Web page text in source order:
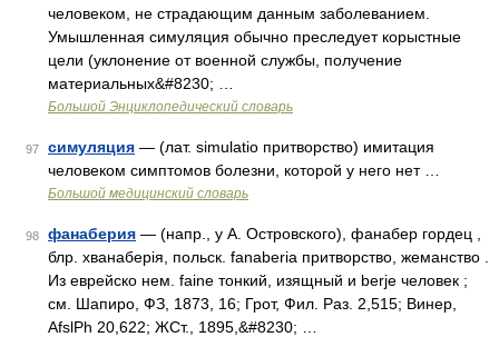
человеком, не страдающим данным заболеванием.
Умышленная симуляция обычно преследует корыстные
цели (уклонение от военной службы, получение
материальных&#8230; …
Большой Энциклопедический словарь
97 симуляция — (лат. simulatio притворство) имитация
человеком симптомов болезни, которой у него нет …
Большой медицинский словарь
98 фанаберия — (напр., у А. Островского), фанабер гордец ,
блр. хванаберiя, польск. fanaberia притворство, жеманство .
Из еврейско нем. faine тонкий, изящный и berje человек ;
см. Шапиро, ФЗ, 1873, 16; Грот, Фил. Раз. 2,515; Винер,
AfslPh 20,622; ЖСт., 1895,&#8230; …